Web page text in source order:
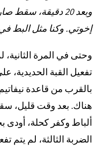
وبعد 20 دقيقة،
إخوتي. وكنا مثل البط في
وحتى في المرة الثانية،
تفعيل القبة الحديدية،
بالقرب من قاعدة
هناك. بعد وقت قليل،
ألباط وكفر كحلة، أودى
الضربة الثالثة، لم يتم